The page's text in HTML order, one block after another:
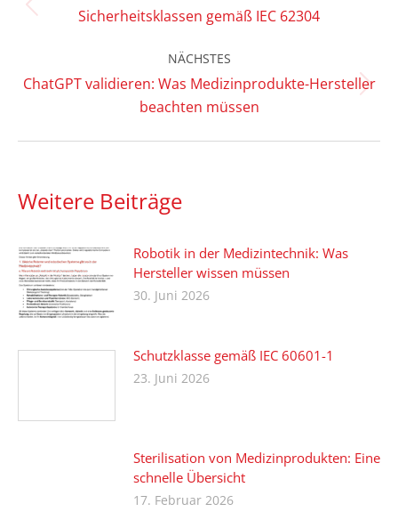
Vorheriger
Sicherheitsklassen gemäß IEC 62304
NÄCHSTES
Nächster
Beitrag:
ChatGPT validieren: Was Medizinprodukte-Hersteller
beachten müssen
Weitere Beiträge
Robotik in der Medizintechnik: Was
Hersteller wissen müssen
30. Juni 2026
Schutzklasse gemäß IEC 60601-1
23. Juni 2026
Sterilisation von Medizinprodukten: Eine
schnelle Übersicht
17. Februar 2026